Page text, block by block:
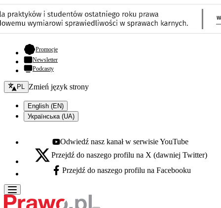
Promocje- otwiera się w nowej karcie
Newsletter
Podcasty
Zmień język - bieżący:
PL Zmień język strony
English (EN)
Українська (UA)
Youtube - otwiera się w nowej karcie
Odwiedź nasz kanał w serwisie YouTube
X - otwiera się w nowej karcie
Przejdź do naszego profilu na X (dawniej Twitter)
Facebook - otwiera się w nowej karcie
Przejdź do naszego profilu na Facebooku